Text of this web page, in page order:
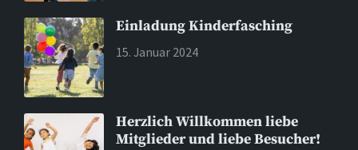
Einladung Kinderfasching
15. Januar 2024
Herzlich Willkommen liebe
Mitglieder und liebe Besucher!